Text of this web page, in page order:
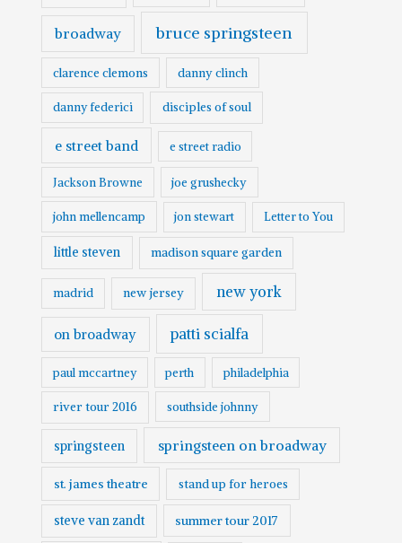
broadway bruce springsteen
clarence clemons danny clinch
danny federici disciples of soul
e street band e street radio
Jackson Browne joe grushecky
john mellencamp jon stewart Letter to You
little steven madison square garden
madrid new jersey new york
on broadway patti scialfa
paul mccartney perth philadelphia
river tour 2016 southside johnny
springsteen springsteen on broadway
st. james theatre stand up for heroes
steve van zandt summer tour 2017